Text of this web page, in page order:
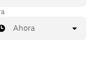
Ahora